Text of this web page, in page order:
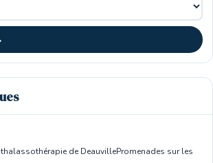
de DeauvillePromenades sur les